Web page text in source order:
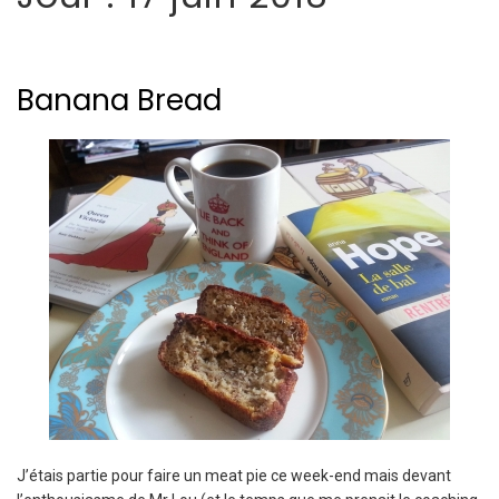
Banana Bread
J’étais partie pour faire un meat pie ce week-end mais devant